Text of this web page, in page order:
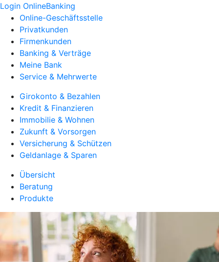
Login OnlineBanking
Online-Geschäftsstelle
Privatkunden
Firmenkunden
Banking & Verträge
Meine Bank
Service & Mehrwerte
Girokonto & Bezahlen
Kredit & Finanzieren
Immobilie & Wohnen
Zukunft & Vorsorgen
Versicherung & Schützen
Geldanlage & Sparen
Übersicht
Beratung
Produkte